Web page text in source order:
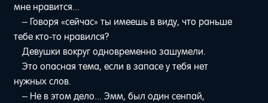
мне нравится...
– Говоря «сейчас» ты имеешь в виду, что раньше
тебе кто-то нравился?
Девушки вокруг одновременно зашумели.
Это опасная тема, если в запасе у тебя нет
нужных слов.
– Не в этом дело... Эмм, был один сенпай,